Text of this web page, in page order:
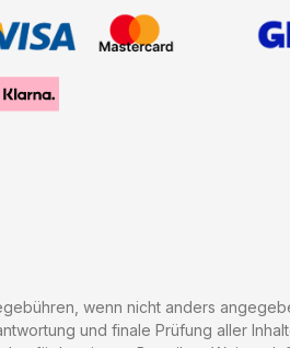
Lastschrift, PayPal
VISA, Mastercard
wenn nicht anders
und finale Prüfung aller